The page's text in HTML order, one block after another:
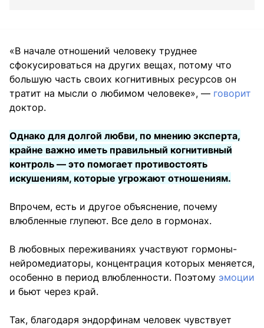
«В начале отношений человеку труднее
сфокусироваться на других вещах, потому что
большую часть своих когнитивных ресурсов он
тратит на мысли о любимом человеке», — говорит
доктор.
Однако для долгой любви, по мнению эксперта,
крайне важно иметь правильный когнитивный
контроль — это помогает противостоять
искушениям, которые угрожают отношениям.
Впрочем, есть и другое объяснение, почему
влюбленные глупеют. Все дело в гормонах.
В любовных переживаниях участвуют гормоны-
нейромедиаторы, концентрация которых меняется,
особенно в период влюбленности. Поэтому эмоции
и бьют через край.
Так, благодаря эндорфинам человек чувствует